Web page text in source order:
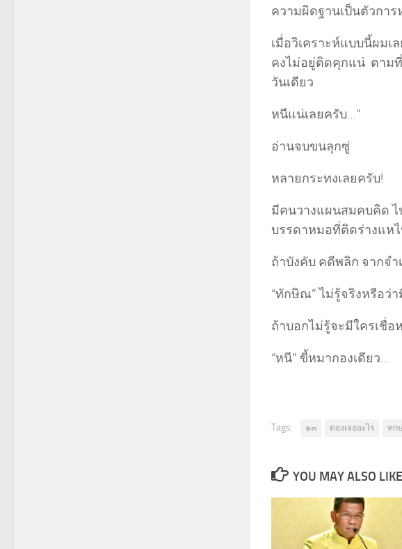
ความผิดฐานเป็นตัวกา
เมื่อวิเคราะห์แบบนี้ผม
คงไม่อยู่ติดคุกแน่ ตาม
วันเดียว
หนีแน่เลยครับ…”
อ่านจบขนลุกซู่
หลายกระทงเลยครับ!
มีคนวางแผนสมคบคิด ไ
บรรดาหมอที่ติดร่า
ถ้าบังคับ คดีพลิก
“ทักษิณ” ไม่รู้จริงหรือ
ถ้าบอกไม่รู้จ
“หนี” ขี้หมากองเดียว…
Tags: ๑๓ ตองเจออะไร ทก
YOU MAY ALSO